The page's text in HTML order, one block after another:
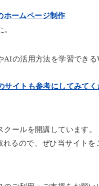
ホームページ制作
AIの活用方法を学習できる
サイトも参考にしてみてく
ールを開講しています。
るので、ぜひ当サイトを